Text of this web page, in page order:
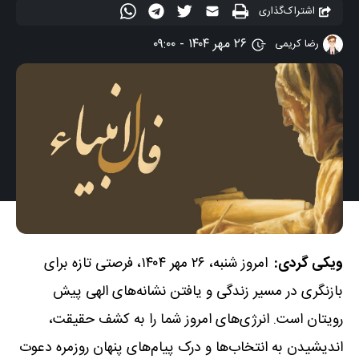
اشتراک‌گذاری
رضا کریمی
۲۶ مهر ۱۴۰۴ - ۰۹:۰۰
ویکی گردی:
امروز شنبه، ۲۶ مهر ۱۴۰۴، فرصتی تازه برای
بازنگری در مسیر زندگی و یافتن نشانه‌های الهی پیش
رویتان است. انرژی‌های امروز شما را به کشف حقیقت،
اندیشیدن به انتخاب‌ها و درک پیام‌های پنهان روزمره دعوت